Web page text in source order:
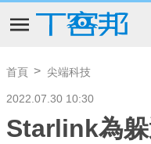
首頁 尖端科技
2022.07.30 10:30
Starlink為